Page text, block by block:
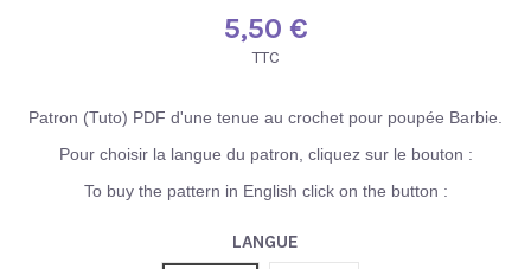
5,50 €
TTC
Patron (Tuto) PDF d'une tenue au crochet pour poupée Barbie.
Pour choisir la langue du patron, cliquez sur le bouton :
To buy the pattern in English click on the button :
LANGUE